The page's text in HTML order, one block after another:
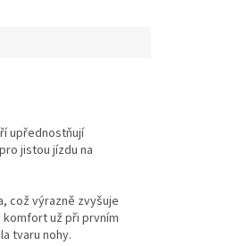
upřednostňují
jistou jízdu na
což výrazně zvyšuje
už při prvním
tvaru nohy.